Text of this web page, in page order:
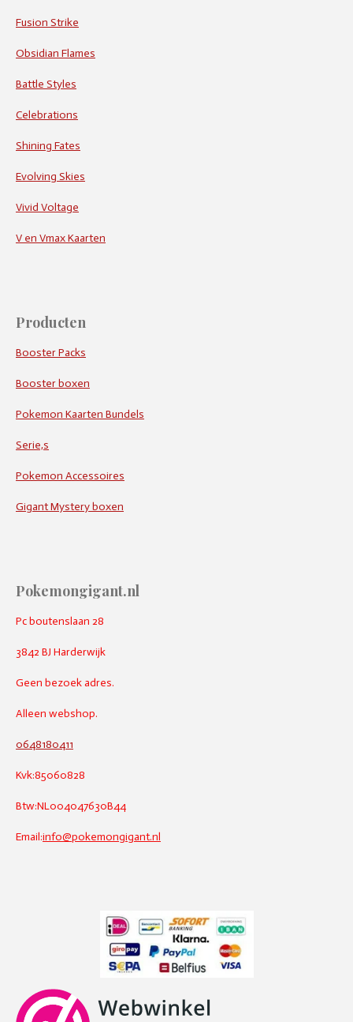
Fusion Strike
Obsidian Flames
Battle Styles
Celebrations
Shining Fates
Evolving Skies
Vivid Voltage
V en Vmax Kaarten
Producten
Booster Packs
Booster boxen
Pokemon Kaarten Bundels
Serie,s
Pokemon Accessoires
Gigant Mystery boxen
Pokemongigant.nl
Pc boutenslaan 28
3842 BJ Harderwijk
Geen bezoek adres.
Alleen webshop.
0648180411
Kvk:85060828
Btw:NL004047630B44
Email:info@pokemongigant.nl